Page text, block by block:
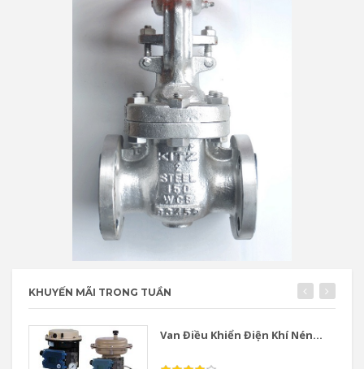
KHUYẾN MÃI TRONG TUẦN
Van Điều Khiển Điện Khí Nén...